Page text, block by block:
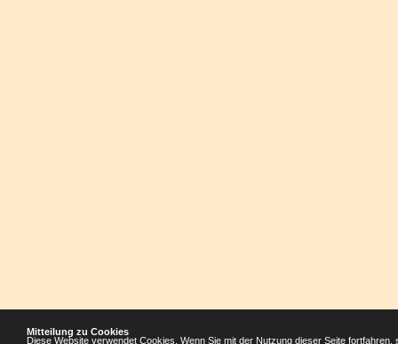
Mitteilung zu Cookies
Diese Website verwendet Cookies. Wenn Sie mit der Nutzung dieser Seite